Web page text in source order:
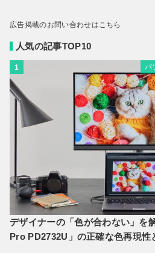
広告掲載のお問い合わせはこちら
人気の記事TOP10
1 パ
デザイナーの「色が合わない」を
Pro PD2732U」の正確な色再現性